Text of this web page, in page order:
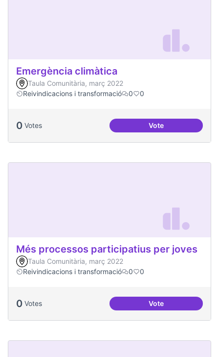
Emergència climàtica
Taula Comunitària, març 2022
Reivindicacions i transformació
0 0
0 Votes VoteEmergència
Més processos participatius per joves
Taula Comunitària, març 2022
Reivindicacions i transformació
0 0
0 Votes VoteMés processos